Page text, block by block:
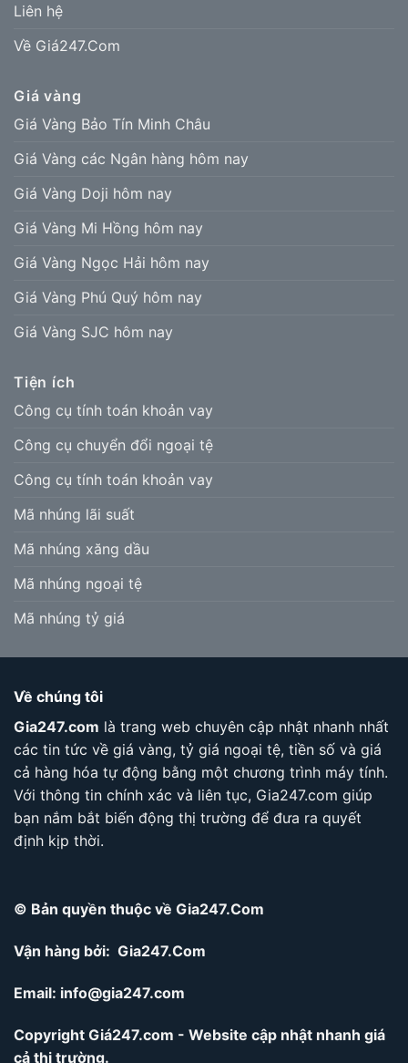
Liên hệ
Về Giá247.Com
Giá vàng
Giá Vàng Bảo Tín Minh Châu
Giá Vàng các Ngân hàng hôm nay
Giá Vàng Doji hôm nay
Giá Vàng Mi Hồng hôm nay
Giá Vàng Ngọc Hải hôm nay
Giá Vàng Phú Quý hôm nay
Giá Vàng SJC hôm nay
Tiện ích
Công cụ tính toán khoản vay
Công cụ chuyển đổi ngoại tệ
Công cụ tính toán khoản vay
Mã nhúng lãi suất
Mã nhúng xăng dầu
Mã nhúng ngoại tệ
Mã nhúng tỷ giá
Về chúng tôi
Gia247.com là trang web chuyên cập nhật nhanh nhất
các tin tức về giá vàng, tỷ giá ngoại tệ, tiền số và giá
cả hàng hóa tự động bằng một chương trình máy tính.
Với thông tin chính xác và liên tục, Gia247.com giúp
bạn nắm bắt biến động thị trường để đưa ra quyết
định kịp thời.
© Bản quyền thuộc về Gia247.Com
Vận hàng bởi: Gia247.Com
Email: info@gia247.com
Copyright Giá247.com - Website cập nhật nhanh giá
cả thị trường.